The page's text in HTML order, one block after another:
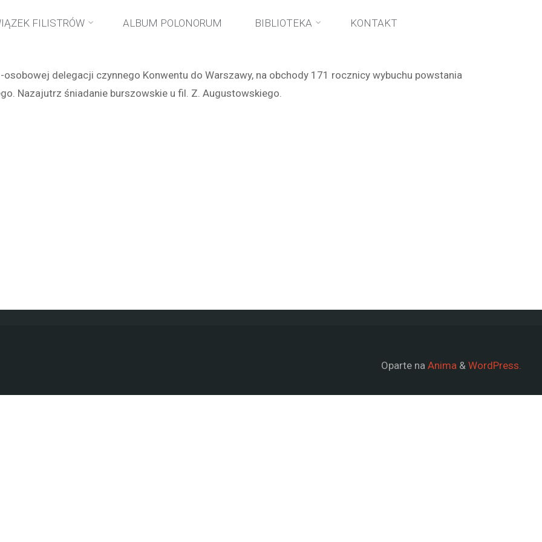
FILISTRÓW ALBUM POLONORUM BIBLIOTEKA KONTAKT
główna
osobowej delegacji czynnego Konwentu do Warszawy, na obchody 171 rocznicy wybuchu powstania
Nazajutrz śniadanie burszowskie u fil. Z. Augustowskiego.
Oparte na Anima & WordPress.